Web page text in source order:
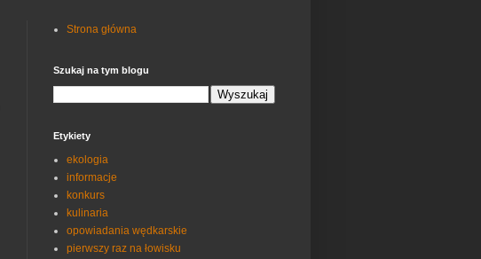
Strona główna
Szukaj na tym blogu
Etykiety
ekologia
informacje
konkurs
kulinaria
opowiadania wędkarskie
pierwszy raz na łowisku